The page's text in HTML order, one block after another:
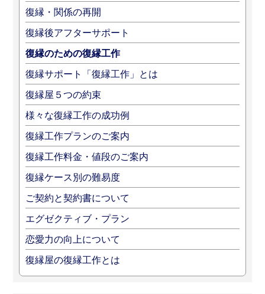
復縁・関係の再開
復縁後アフターサポート
復縁のための復縁工作
復縁サポート「復縁工作」とは
復縁屋５つの約束
様々な復縁工作の成功例
復縁工作プランのご案内
復縁工作料金・値段のご案内
復縁ケース別の難易度
ご契約と契約書について
エグゼクティブ・プラン
恋愛力の向上について
復縁屋の復縁工作とは